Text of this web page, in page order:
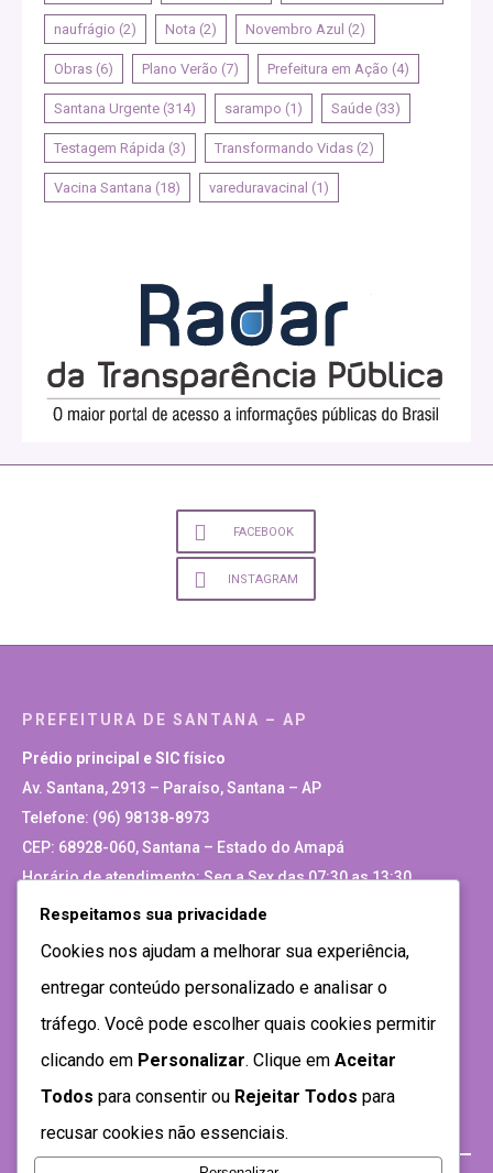
naufrágio (2) Nota (2) Novembro Azul (2)
Obras (6) Plano Verão (7) Prefeitura em Ação (4)
Santana Urgente (314) sarampo (1) Saúde (33)
Testagem Rápida (3) Transformando Vidas (2)
Vacina Santana (18) vareduravacinal (1)
FACEBOOK
INSTAGRAM
PREFEITURA DE SANTANA – AP
Prédio principal e SIC físico
Av. Santana, 2913 – Paraíso, Santana – AP
Telefone: (96) 98138-8973
CEP: 68928-060, Santana – Estado do Amapá
Horário de atendimento: Seg a Sex das 07:30 as 13:30
Site Antigo
Respeitamos sua privacidade
Cookies nos ajudam a melhorar sua experiência,
entregar conteúdo personalizado e analisar o
tráfego. Você pode escolher quais cookies permitir
clicando em Personalizar. Clique em Aceitar
Todos para consentir ou Rejeitar Todos para
recusar cookies não essenciais.